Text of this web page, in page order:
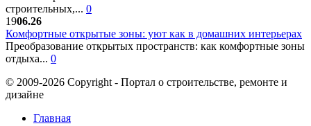
строительных,... 0
1906.26
Комфортные открытые зоны: уют как в домашних интерьерах
Преобразование открытых пространств: как комфортные зоны
отдыха... 0
© 2009-2026 Copyright - Портал о строительстве, ремонте и
дизайне
Главная